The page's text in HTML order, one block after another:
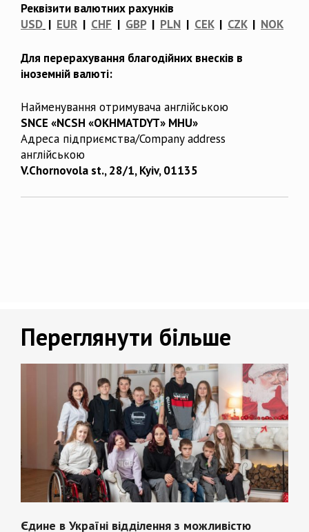
Реквізити валютних рахунків
USD | EUR | CHF | GBP| PLN | CEK| CZK| NOK
Для перерахування благодійних внесків в
іноземній валюті:
Найменування отримувача англійською
SNCE «NCSH «OKHMATDYT» MHU»
Адреса підприємства/Company address
англійською
V.Chornovola st., 28/1, Kyiv, 01135
Переглянути більше
Єдине в Україні відділення з можливістю